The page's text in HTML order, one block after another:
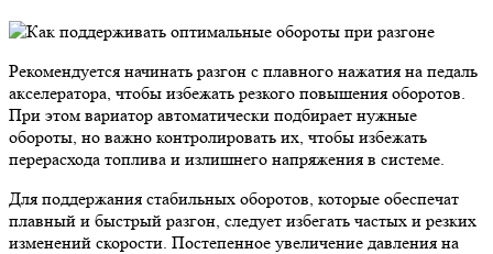
Рекомендуется начинать разгон с плавного нажатия на педаль
акселератора, чтобы избежать резкого повышения оборотов.
При этом вариатор автоматически подбирает нужные
обороты, но важно контролировать их, чтобы избежать
перерасхода топлива и излишнего напряжения в системе.
Для поддержания стабильных оборотов, которые обеспечат
плавный и быстрый разгон, следует избегать частых и резких
изменений скорости. Постепенное увеличение давления на